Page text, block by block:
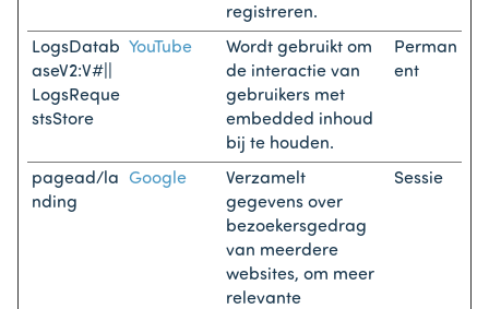
registreren.
LogsDatab
aseV2:V#||
LogsReque
stsStore
YouTube
Wordt gebruikt om
de interactie van
gebruikers met
embedded inhoud
bij te houden.
Perman
ent
pagead/la
nding
Google
Verzamelt
gegevens over
bezoekersgedrag
van meerdere
websites, om meer
relevante
Sessie